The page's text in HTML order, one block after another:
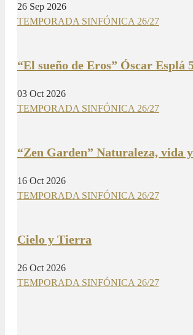
26 Sep 2026
TEMPORADA SINFÓNICA 26/27
“El sueño de Eros” Óscar Esplá
03 Oct 2026
TEMPORADA SINFÓNICA 26/27
“Zen Garden” Naturaleza, vida
16 Oct 2026
TEMPORADA SINFÓNICA 26/27
Cielo y Tierra
26 Oct 2026
TEMPORADA SINFÓNICA 26/27